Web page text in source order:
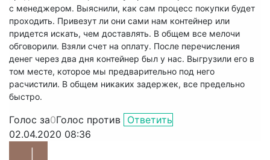
с менеджером. Выяснили, как сам процесс покупки будет
проходить. Привезут ли они сами нам контейнер или
придется искать, чем доставлять. В общем все мелочи
обговорили. Взяли счет на оплату. После перечисления
денег через два дня контейнер был у нас. Выгрузили его в
том месте, которое мы предварительно под него
расчистили. В общем никаких задержек, все предельно
быстро.
Голос за0Голос против Ответить
02.04.2020 08:36